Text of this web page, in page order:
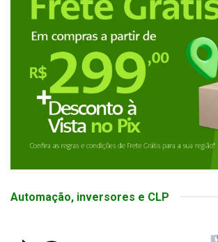
Automação, inversores e CLP